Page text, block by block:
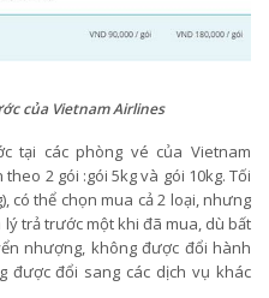
của Vietnam Airlines
tại các phòng vé của Vietnam
2 gói :gói 5kg và gói 10kg. Tối
có thể chọn mua cả 2 loại, nhưng
trả trước một khi đã mua, dù bất
nhượng, không được đổi hành
được đổi sang các dịch vụ khác